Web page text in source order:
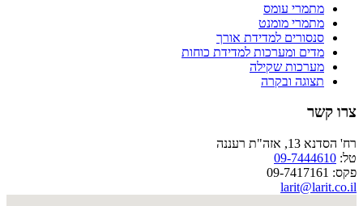
מתמרי עומס
מתמרי מומנט
סנסורים למדידת אורך
מדים ומערכות למדידת כוחות
מערכות שקילה
תצוגה ובקרה
קשר
הסדנא 13, אזה"ת רעננה
09-7444610
09-7417161